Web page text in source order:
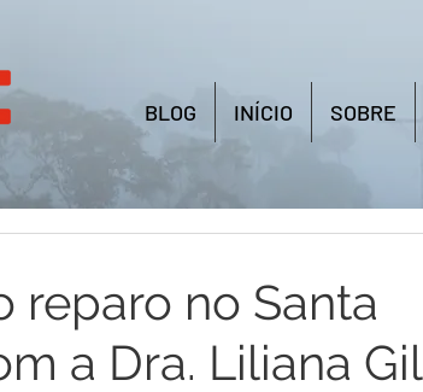
BLOG INÍCIO SOBRE
reparo no Santa
a Dra. Liliana Gil